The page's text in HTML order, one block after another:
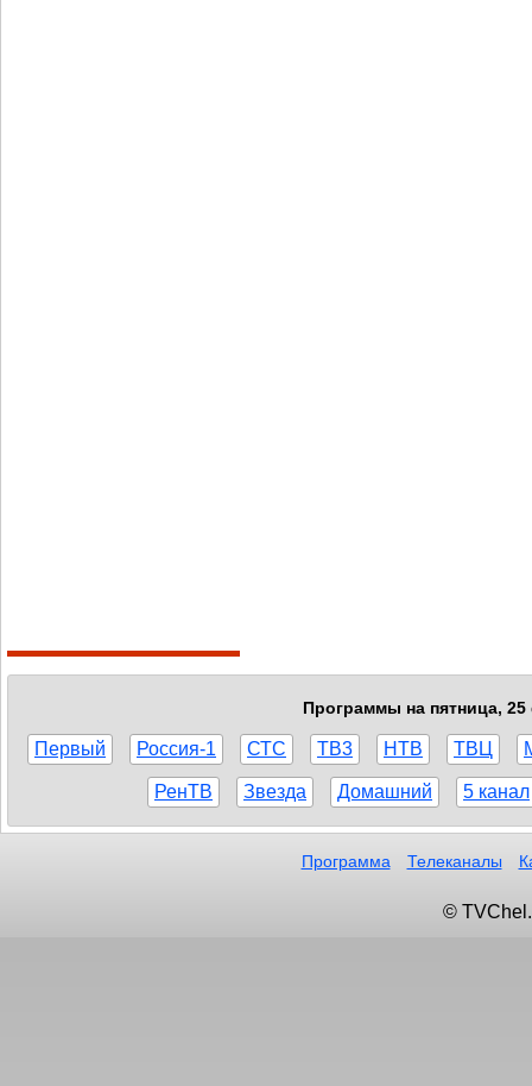
Программы на пятница, 25
Первый Россия-1 СТС ТВ3 НТВ ТВЦ
РенТВ Звезда Домашний 5 канал
Программа Телеканалы
©